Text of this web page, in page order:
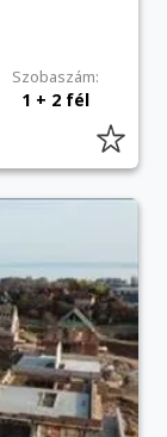
Szobaszám:
1 + 2 fél